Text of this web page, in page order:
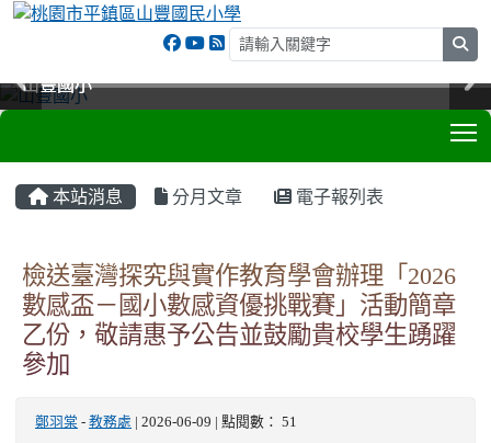
山豐國小
山豐國小
山豐國小
山豐國小
本站消息 分月文章 電子報列表
檢送臺灣探究與實作教育學會辦理「2026
數感盃－國小數感資優挑戰賽」活動簡章
乙份，敬請惠予公告並鼓勵貴校學生踴躍
參加
鄭羽棠 - 教務處 | 2026-06-09 | 點閱數： 51